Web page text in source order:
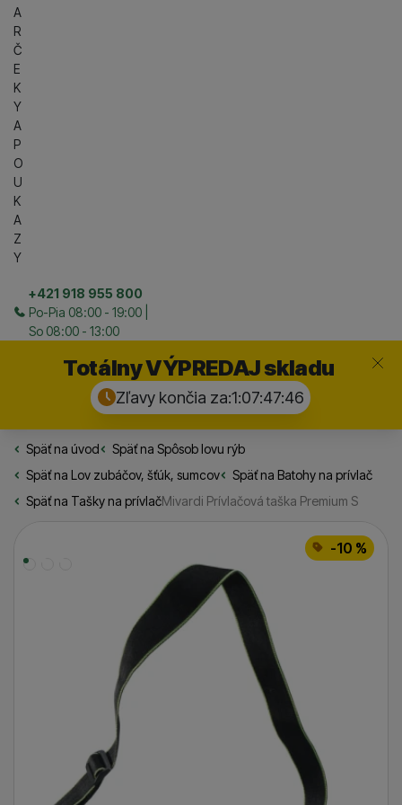
A
R
Č
E
K
Y
A
P
O
U
K
A
Z
Y
+421 918 955 800
Po-Pia 08:00 - 19:00 |
So 08:00 - 13:00
Totálny VÝPREDAJ skladu
Zľavy končia za:1:07:47:45
Zavrieť
Späť na úvodRybarske.sk
Späť na Spôsob lovu rýb
Späť na Lov zubáčov, šťúk, sumcov Späť na Batohy na prívlač
Späť na Tašky na prívlačMivardi Prívlačová taška Premium S
-10 %